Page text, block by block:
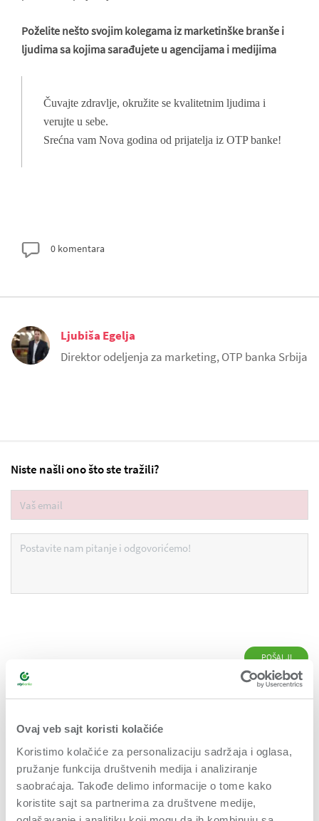
Ovaj veb sajt koristi kolačiće
Koristimo kolačiće za personalizaciju sadržaja i oglasa,
pružanje funkcija društvenih medija i analiziranje
saobraćaja. Takođe delimo informacije o tome kako
koristite sajt sa partnerima za društvene medije,
Poželite nešto svojim kolegama iz marketinške branše i
ljudima sa kojima sarađujete u agencijama i medijima
Čuvajte zdravlje, okružite se kvalitetnim ljudima i
verujte u sebe.
Srećna vam Nova godina od prijatelja iz OTP banke!
0 komentara
Ljubiša Egelja
Direktor odeljenja za marketing, OTP banka Srbija
BIZNIS
INOVACIJE
Niste našli ono što ste tražili?
of Serviceapply.